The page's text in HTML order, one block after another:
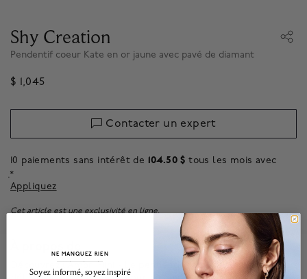
Shy Creation
Pendentif coeur Kate en or jaune avec pavé de diamant
$ 1,045
10 paiements sans intérêt de 104.50 $ tous les mois avec
.*
Appliquez
Contacter un expert
Cet article est une exclusivité en ligne.
Découvrez l’Amor Mini - Le pendentif pavé de diamant le plus
NE MANQUEZ RIEN
Soyez informé, soyez inspiré